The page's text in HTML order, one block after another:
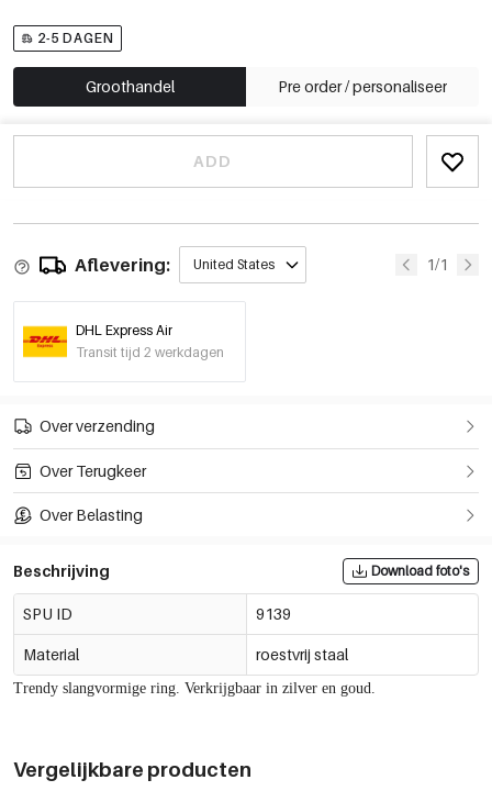
2-5 DAGEN
Groothandel Pre order / personaliseer
ADD
Aflevering: United States 1/1
DHL Express Air
Transit tijd 2 werkdagen
Over verzending
Over Terugkeer
Over Belasting
Beschrijving Download foto's
SPU ID 9139
Material roestvrij staal
Trendy slangvormige ring. Verkrijgbaar in zilver en goud.
Vergelijkbare producten